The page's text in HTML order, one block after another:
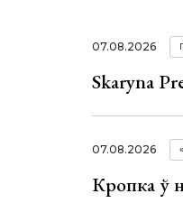
07.08.2026
Skaryna
07.08.2026
Кропка ў